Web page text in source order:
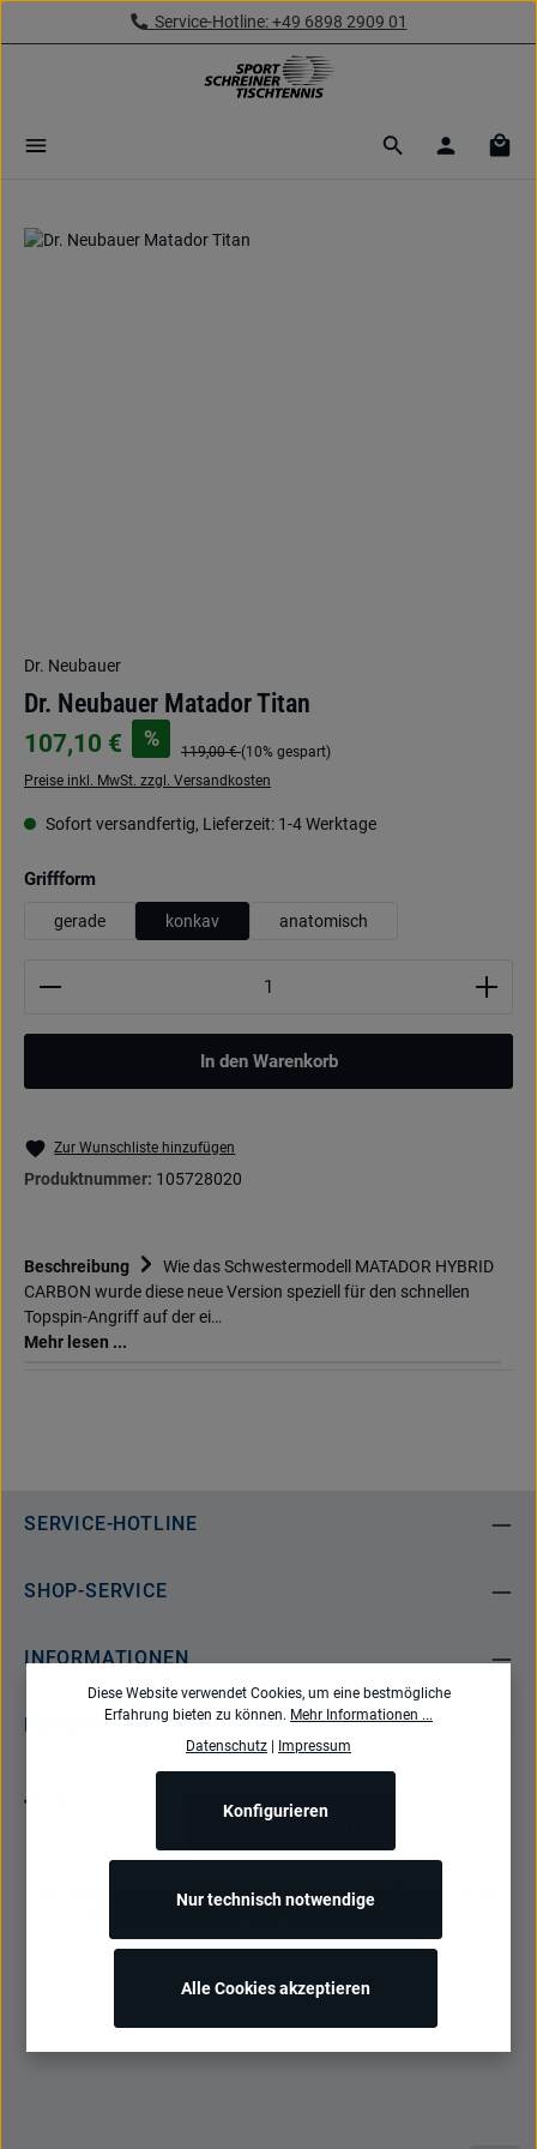
Zum Hauptinhalt springenService-Hotline: +49 6898 2909 01
Bildergalerie überspringen
Dr. Neubauer
Dr. Neubauer Matador Titan
107,10 € %
119,00 €(10% gespart)
Preise inkl. MwSt. zzgl. Versandkosten
Sofort versandfertig, Lieferzeit: 1-4 Werktage
Griffform
gerade konkav anatomisch
Produkt Anzahl: Gib den gewünschten Wert ein
In den Warenkorb
Zur Wunschliste hinzufügen
Produktnummer: 105728020
Beschreibung
Wie das Schwestermodell MATADOR HYBRID
CARBON wurde diese neue Version speziell für den schnellen
Topspin-Angriff auf der ei…
Mehr lesen ...
SERVICE-HOTLINE
SHOP-SERVICE
INFORMATIONEN
NEWSLETTER
Bestellung widerrufen
Alle Preise inkl. gesetzl. Mehrwertsteuer zzgl.Versandkosten
Nachnahmegebühren, wenn nicht anders angegeben.
Diese Website verwendet Cookies, um eine bestmögliche
Erfahrung bieten zu können. Mehr Informationen ...
Datenschutz
Impressum
Nur technisch notwendige
Konfigurieren
Alle Cookies akzeptieren